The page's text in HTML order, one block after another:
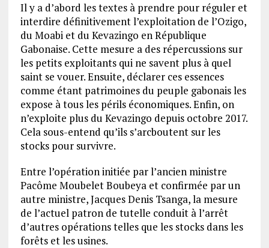
Il y a d’abord les textes à prendre pour réguler et
interdire définitivement l’exploitation de l’Ozigo,
du Moabi et du Kevazingo en République
Gabonaise. Cette mesure a des répercussions sur
les petits exploitants qui ne savent plus à quel
saint se vouer. Ensuite, déclarer ces essences
comme étant patrimoines du peuple gabonais les
expose à tous les périls économiques. Enfin, on
n’exploite plus du Kevazingo depuis octobre 2017.
Cela sous-entend qu’ils s’arcboutent sur les
stocks pour survivre.
Entre l’opération initiée par l’ancien ministre
Pacôme Moubelet Boubeya et confirmée par un
autre ministre, Jacques Denis Tsanga, la mesure
de l’actuel patron de tutelle conduit à l’arrêt
d’autres opérations telles que les stocks dans les
forêts et les usines.